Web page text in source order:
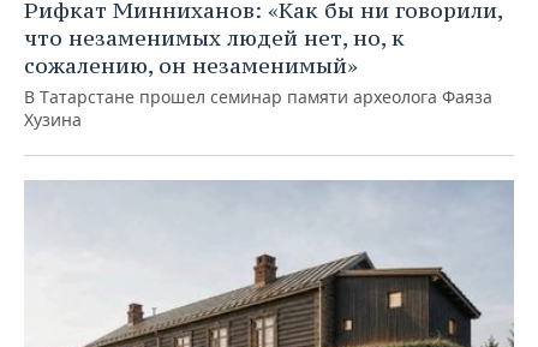
Рифкат Минниханов: «Как бы ни говорили,
что незаменимых людей нет, но, к
сожалению, он незаменимый»
В Татарстане прошел семинар памяти археолога Фаяза
Хузина